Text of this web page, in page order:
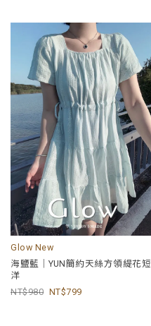
Glow New
海鹽藍｜YUN簡約天絲方領緹花短
洋
980
799